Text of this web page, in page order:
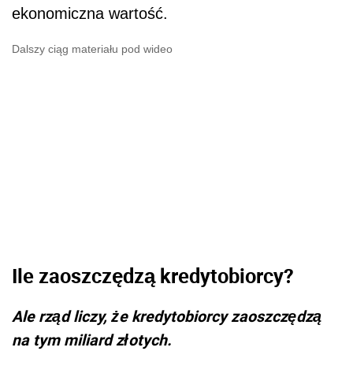
ekonomiczna wartość.
Dalszy ciąg materiału pod wideo
Ile zaoszczędzą kredytobiorcy?
Ale rząd liczy, że kredytobiorcy zaoszczędzą
na tym miliard złotych.